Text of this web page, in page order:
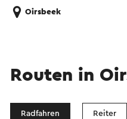
Oirsbeek
Routen in
Radfahren Reiter